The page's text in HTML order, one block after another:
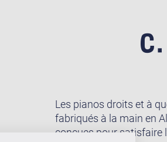
Les pianos droits et à
fabriqués à la main en
conçues pour satisfaire